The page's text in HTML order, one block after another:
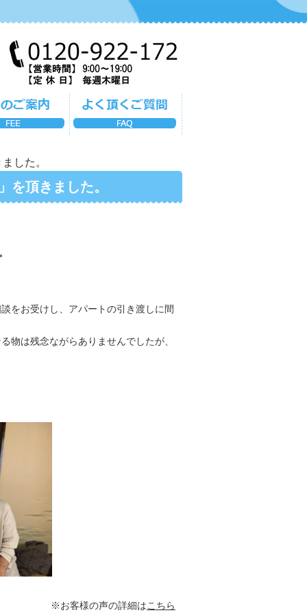
した。
頂きました。
をお受けし、アパートの引き渡しに間
物は残念ながらありませんでしたが、
※お客様の声の詳細はこちら